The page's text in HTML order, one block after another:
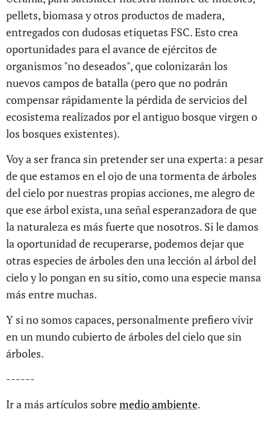
pellets, biomasa y otros productos de madera,
entregados con dudosas etiquetas FSC. Esto crea
oportunidades para el avance de ejércitos de
organismos "no deseados", que colonizarán los
nuevos campos de batalla (pero que no podrán
compensar rápidamente la pérdida de servicios del
ecosistema realizados por el antiguo bosque virgen o
los bosques existentes).
Voy a ser franca sin pretender ser una experta: a pesar
de que estamos en el ojo de una tormenta de árboles
del cielo por nuestras propias acciones, me alegro de
que ese árbol exista, una señal esperanzadora de que
la naturaleza es más fuerte que nosotros. Si le damos
la oportunidad de recuperarse, podemos dejar que
otras especies de árboles den una lección al árbol del
cielo y lo pongan en su sitio, como una especie mansa
más entre muchas.
Y si no somos capaces, personalmente prefiero vivir
en un mundo cubierto de árboles del cielo que sin
árboles.
------
Ir a más artículos sobremedio ambiente.